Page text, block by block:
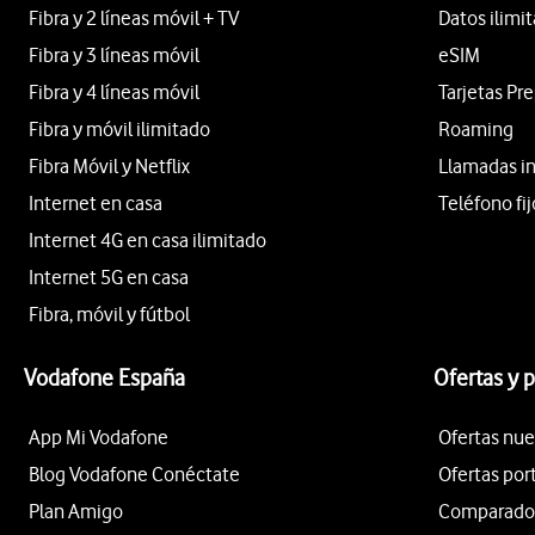
Fibra y 2 líneas móvil + TV
Fibra y 3 líneas móvil
Fibra y 4 líneas móvil
Fibra y móvil ilimitado
Fibra Móvil y Netflix
Internet en casa
Internet 4G en casa ilimitado
Internet 5G en casa
Fibra, móvil y fútbol
Datos
eSIM
Tarjetas
Roaming
Llamadas
Teléfono
Vodafone España
App Mi Vodafone
Blog Vodafone Conéctate
Plan Amigo
Ofertas y
Ofertas
Ofertas